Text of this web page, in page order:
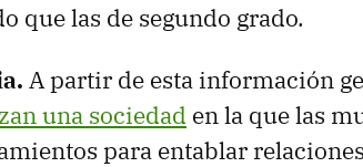
que las de segundo grado.
A partir de esta información
una sociedad en la que las
para entablar